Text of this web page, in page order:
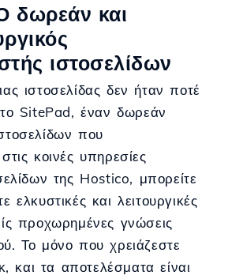
δωρεάν και
ιστοσελίδων
ιστοσελίδας δεν ήταν ποτέ
SitePad, έναν δωρεάν
που
κοινές υπηρεσίες
της Hostico, μπορείτε
ελκυστικές και λειτουργικές
προχωρημένες γνώσεις
Το μόνο που χρειάζεστε
και τα αποτελέσματα είναι